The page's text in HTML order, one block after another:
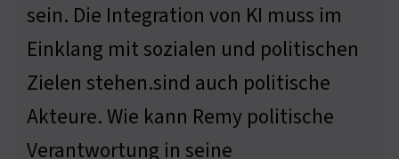
sein. Die Integration von KI muss im
Einklang mit sozialen und politischen
Zielen stehen.sind auch politische
Akteure. Wie kann Remy politische
Verantwortung in seine